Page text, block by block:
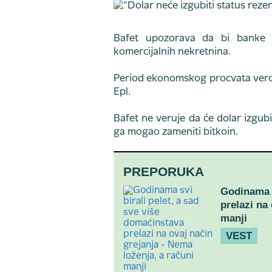
Bafet upozorava da bi
komercijalnih nekretnina.
Period ekonomskog procvata
Epl.
Bafet ne veruje da će dolar
ga mogao zameniti bitkoin.
PREPORUKA
prelazi na
manji
VEST